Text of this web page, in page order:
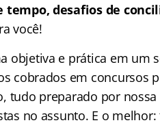
tempo, desafios de
você!
objetiva e prática em um
cobrados em concursos
tudo preparado por
no assunto. E o